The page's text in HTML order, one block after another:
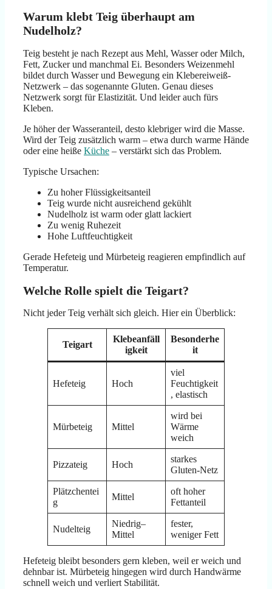
Warum klebt Teig überhaupt am
Nudelholz?
Teig besteht je nach Rezept aus Mehl, Wasser oder Milch,
Fett, Zucker und manchmal Ei. Besonders Weizenmehl
bildet durch Wasser und Bewegung ein Klebereiweiß-
Netzwerk – das sogenannte Gluten. Genau dieses
Netzwerk sorgt für Elastizität. Und leider auch fürs
Kleben.
Je höher der Wasseranteil, desto klebriger wird die Masse.
Wird der Teig zusätzlich warm – etwa durch warme Hände
oder eine heiße Küche – verstärkt sich das Problem.
Typische Ursachen:
Zu hoher Flüssigkeitsanteil
Teig wurde nicht ausreichend gekühlt
Nudelholz ist warm oder glatt lackiert
Zu wenig Ruhezeit
Hohe Luftfeuchtigkeit
Gerade Hefeteig und Mürbeteig reagieren empfindlich auf
Temperatur.
Welche Rolle spielt die Teigart?
Nicht jeder Teig verhält sich gleich. Hier ein Überblick:
Teigart
Klebeanfäll
igkeit
Besonderhe
it
Hefeteig Hoch
viel
Feuchtigkeit
, elastisch
Mürbeteig Mittel
wird bei
Wärme
weich
Pizzateig Hoch
starkes
Gluten-Netz
Plätzchentei
g
Mittel
oft hoher
Fettanteil
Nudelteig
Niedrig–
Mittel
fester,
weniger Fett
Hefeteig bleibt besonders gern kleben, weil er weich und
dehnbar ist. Mürbeteig hingegen wird durch Handwärme
schnell weich und verliert Stabilität.